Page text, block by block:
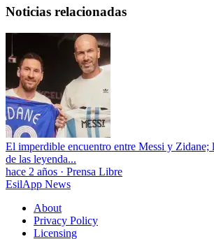
Noticias relacionadas
El imperdible encuentro entre Messi y Zidane;
de las leyenda...
hace 2 años · Prensa Libre
EsilApp News
About
Privacy Policy
Licensing